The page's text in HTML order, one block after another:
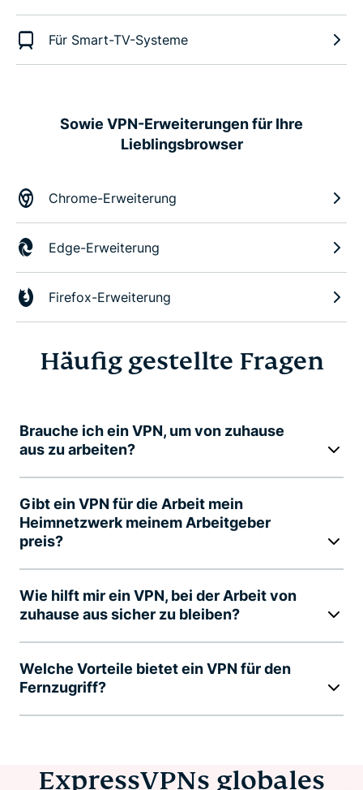
Für Smart-TV-Systeme
Sowie VPN-Erweiterungen für Ihre
Lieblingsbrowser
Chrome-Erweiterung
Edge-Erweiterung
Firefox-Erweiterung
Häufig gestellte Fragen
Brauche ich ein VPN, um von zuhause
aus zu arbeiten?
Gibt ein VPN für die Arbeit mein
Heimnetzwerk meinem Arbeitgeber
preis?
Wie hilft mir ein VPN, bei der Arbeit von
zuhause aus sicher zu bleiben?
Welche Vorteile bietet ein VPN für den
Fernzugriff?
ExpressVPNs globales